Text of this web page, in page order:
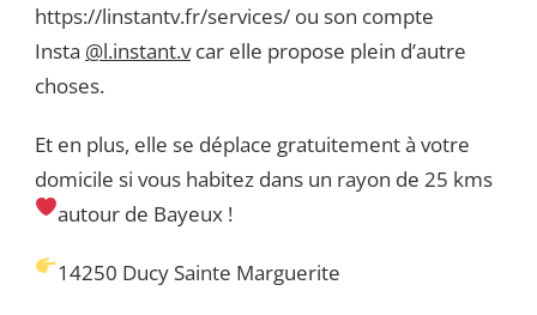
https://linstantv.fr/services/ ou son compte
Insta @l.instant.vcar elle propose plein d’autre
choses.
Et en plus, elle se déplace gratuitement à votre
domicile si vous habitez dans un rayon de 25 kms
autour de Bayeux !
14250 Ducy Sainte Marguerite